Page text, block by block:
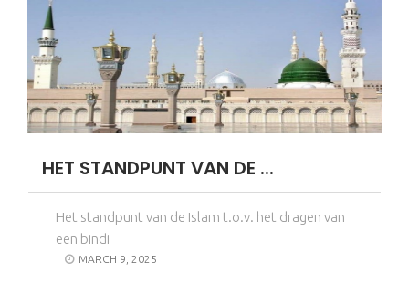
HET STANDPUNT VAN DE ...
Het standpunt van de Islam t.o.v. het dragen van
een bindi
MARCH 9, 2025